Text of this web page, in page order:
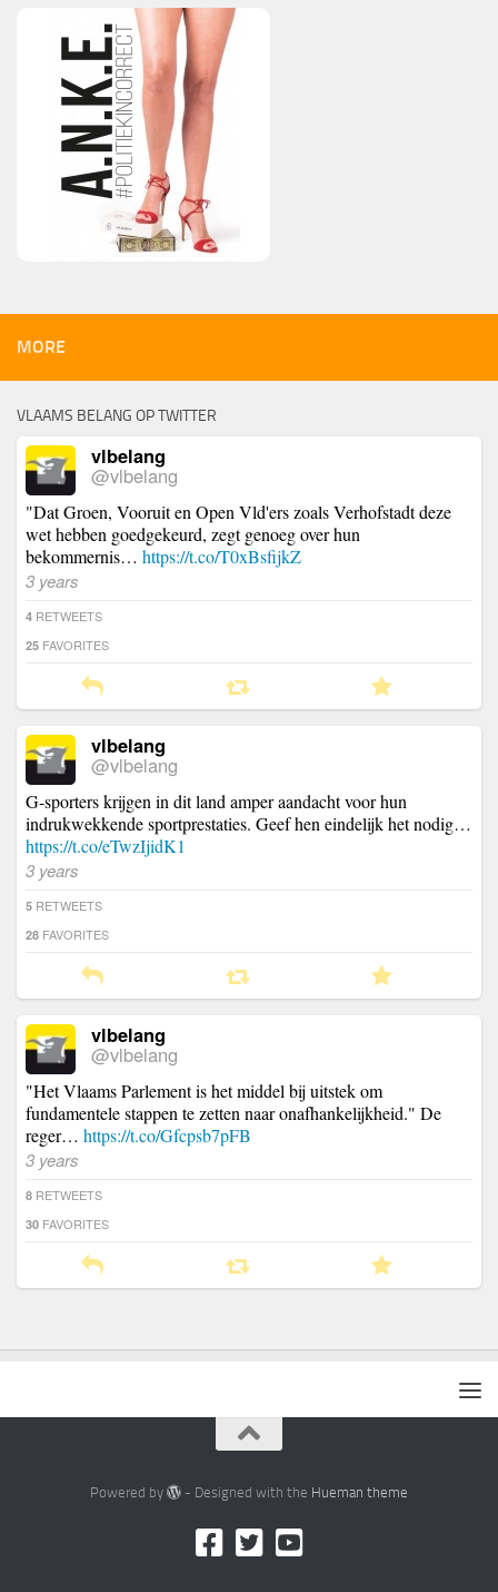
MORE
VLAAMS BELANG OP TWITTER
vlbelang
@vlbelang
"Dat Groen, Vooruit en Open Vld'ers zoals Verhofstadt deze
wet hebben goedgekeurd, zegt genoeg over hun
bekommernis… https://t.co/T0xBsfijkZ
3 years
4 RETWEETS
25 FAVORITES
vlbelang
@vlbelang
G-sporters krijgen in dit land amper aandacht voor hun
indrukwekkende sportprestaties. Geef hen eindelijk het nodig…
https://t.co/eTwzIjidK1
3 years
5 RETWEETS
28 FAVORITES
vlbelang
@vlbelang
"Het Vlaams Parlement is het middel bij uitstek om
fundamentele stappen te zetten naar onafhankelijkheid." De
reger… https://t.co/Gfcpsb7pFB
3 years
8 RETWEETS
30 FAVORITES
Powered by - Designed with the Hueman theme